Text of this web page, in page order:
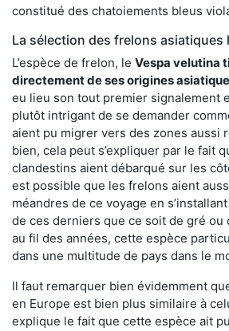
constitué des chatoiements bleus
La sélection des frelons asiatiques
L’espèce de frelon, le Vespa velutina
directement de ses origines
eu lieu son tout premier signalement
plutôt intrigant de se demander
aient pu migrer vers des zones aussi
bien, cela peut s’expliquer par le fait
clandestins aient débarqué sur les
est possible que les frelons aient
méandres de ce voyage en
de ces derniers que ce soit de gré ou
au fil des années, cette espèce
dans une multitude de pays dans le
Il faut remarquer bien évidemment
en Europe est bien plus similaire à
explique le fait que cette espèce ait